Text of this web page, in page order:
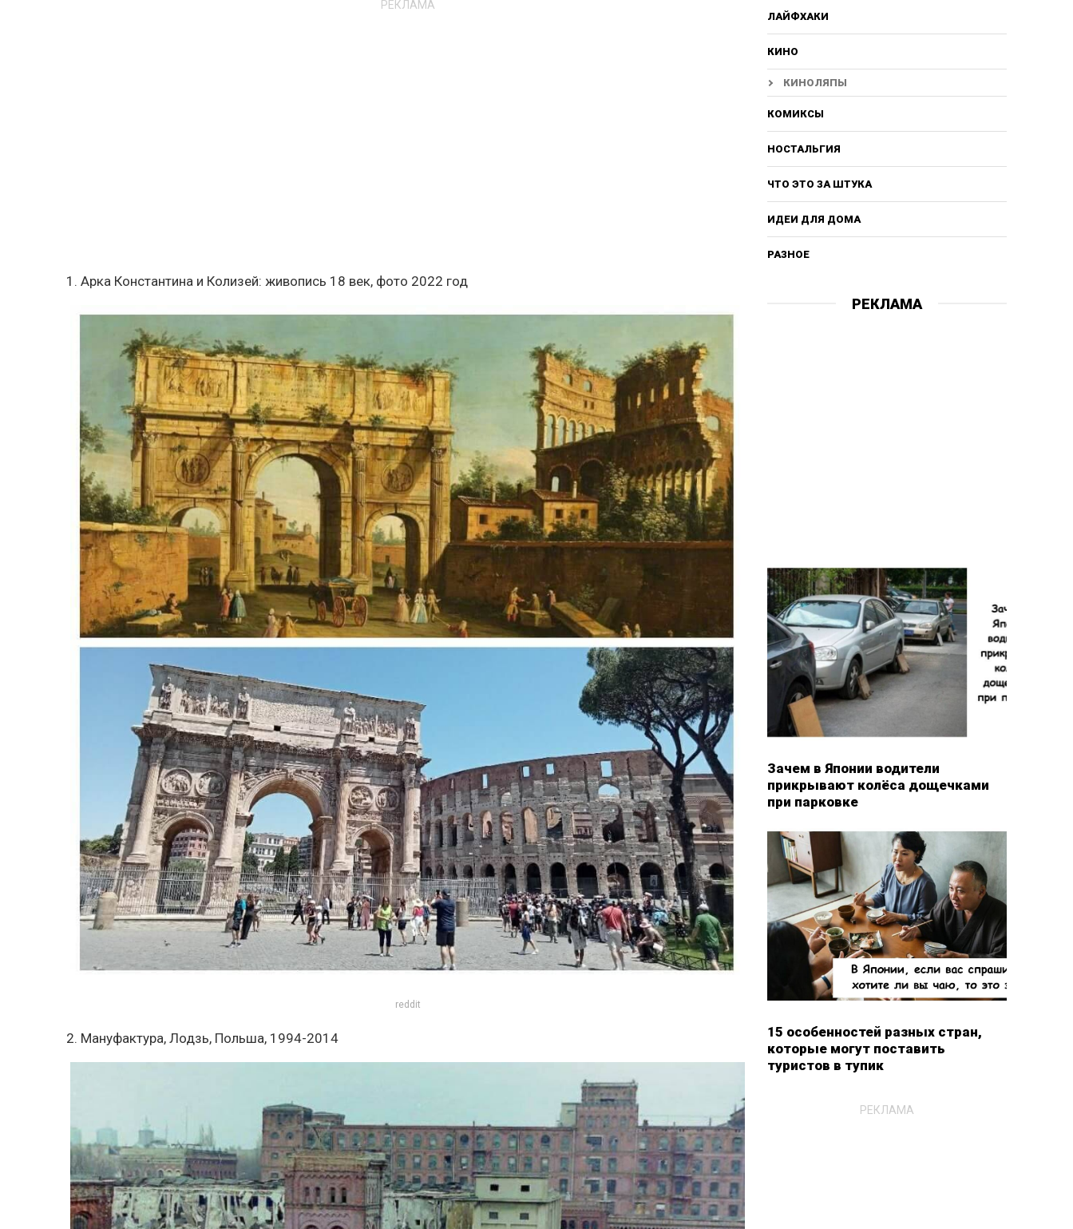
РЕКЛАМА
1. Арка Константина и Колизей: живопись 18 век, фото 2022 год
reddit
2. Мануфактура, Лодзь, Польша, 1994-2014
ЛАЙФХАКИ
КИНО
КИНОЛЯПЫ
КОМИКСЫ
НОСТАЛЬГИЯ
ЧТО ЭТО ЗА ШТУКА
ИДЕИ ДЛЯ ДОМА
РАЗНОЕ
РЕКЛАМА
Зачем в Японии водители
прикрывают колёса дощечками
при парковке
15 особенностей разных стран,
которые могут поставить
туристов в тупик
РЕКЛАМА